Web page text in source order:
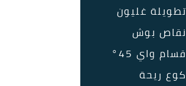
تطويلة غليون
نقاص بوش
قسام واي 45°
كوع ريحة